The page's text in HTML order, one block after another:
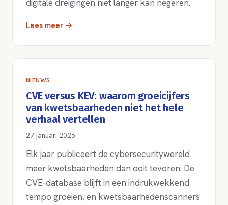
digitale dreigingen niet langer kan negeren.
Lees meer →
NIEUWS
CVE versus KEV: waarom groeicijfers
van kwetsbaarheden niet het hele
verhaal vertellen
27 januari 2026
Elk jaar publiceert de cybersecuritywereld
meer kwetsbaarheden dan ooit tevoren. De
CVE-database blijft in een indrukwekkend
tempo groeien, en kwetsbaarhedenscanners